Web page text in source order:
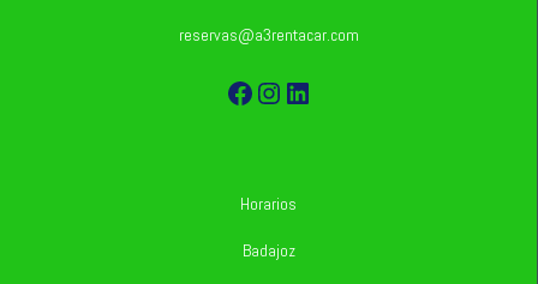
reservas@a3rentacar.com
Facebook
Instagram
LinkedIn
Horarios
Badajoz